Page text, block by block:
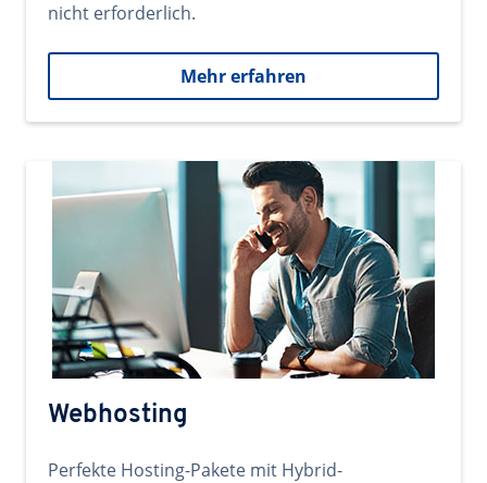
nicht erforderlich.
Mehr erfahren
Webhosting
Perfekte Hosting-Pakete mit Hybrid-